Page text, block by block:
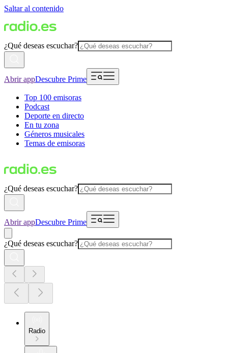
Saltar al contenido
¿Qué deseas escuchar?
Abrir appDescubre Prime
Top 100 emisoras
Podcast
Deporte en directo
En tu zona
Géneros musicales
Temas de emisoras
¿Qué deseas escuchar?
Abrir appDescubre Prime
¿Qué deseas escuchar?
Radio